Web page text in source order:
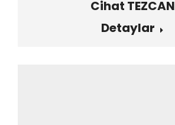
Cihat TEZCAN
Detaylar